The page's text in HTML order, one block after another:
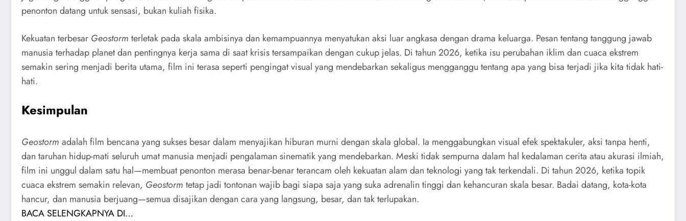
penonton datang untuk sensasi, bukan kuliah fisika.
Kekuatan terbesar Geostorm terletak pada skala ambisinya dan kemampuannya menyatukan aksi luar angkasa dengan drama keluarga. Pesan tentang tanggung jawab
manusia terhadap planet dan pentingnya kerja sama di saat krisis tersampaikan dengan cukup jelas. Di tahun 2026, ketika isu perubahan iklim dan cuaca ekstrem
semakin sering menjadi berita utama, film ini terasa seperti pengingat visual yang mendebarkan sekaligus mengganggu tentang apa yang bisa terjadi jika kita tidak hati-
hati.
Kesimpulan
Geostorm adalah film bencana yang sukses besar dalam menyajikan hiburan murni dengan skala global. Ia menggabungkan visual efek spektakuler, aksi tanpa henti,
dan taruhan hidup-mati seluruh umat manusia menjadi pengalaman sinematik yang mendebarkan. Meski tidak sempurna dalam hal kedalaman cerita atau akurasi ilmiah,
film ini unggul dalam satu hal—membuat penonton merasa benar-benar terancam oleh kekuatan alam dan teknologi yang tak terkendali. Di tahun 2026, ketika topik
cuaca ekstrem semakin relevan, Geostorm tetap jadi tontonan wajib bagi siapa saja yang suka adrenalin tinggi dan kehancuran skala besar. Badai datang, kota-kota
hancur, dan manusia berjuang—semua disajikan dengan cara yang langsung, besar, dan tak terlupakan.
BACA SELENGKAPNYA DI…